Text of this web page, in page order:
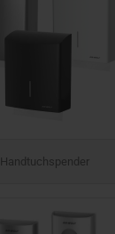
Handtuchspender